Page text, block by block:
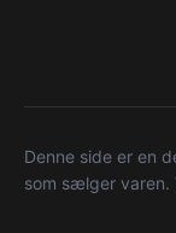
Denne side er en
som sælger varen.